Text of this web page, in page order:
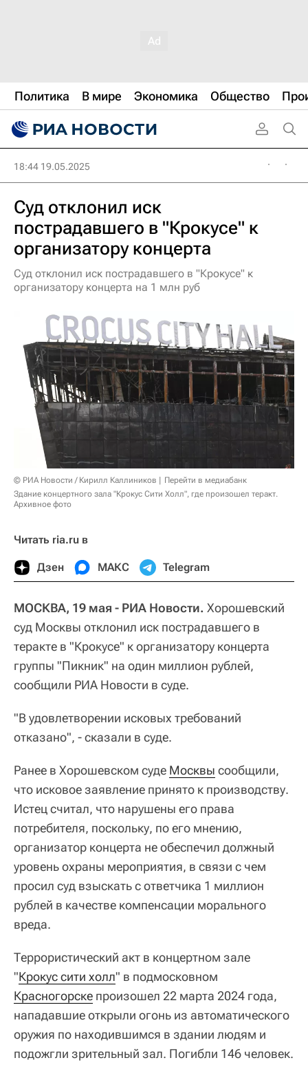
Политика В мире Экономика Общество
18:44 19.05.2025
Суд отклонил иск
пострадавшего в "Крокусе" к
организатору концерта
Суд отклонил иск пострадавшего в "Крокусе" к
организатору концерта на 1 млн руб
© РИА Новости / Кирилл Каллиников
Перейти в медиабанк
Здание концертного зала "Крокус Сити Холл", где произошел теракт.
Архивное фото
Читать ria.ru в
Дзен МАКС Telegram
МОСКВА, 19 мая - РИА Новости. Хорошевский
суд Москвы отклонил иск пострадавшего в
теракте в "Крокусе" к организатору концерта
группы "Пикник" на один миллион рублей,
сообщили РИА Новости в суде.
"В удовлетворении исковых требований
отказано", - сказали в суде.
Ранее в Хорошевском суде Москвы сообщили,
что исковое заявление принято к производству.
Истец считал, что нарушены его права
потребителя, поскольку, по его мнению,
организатор концерта не обеспечил должный
уровень охраны мероприятия, в связи с чем
просил суд взыскать с ответчика 1 миллион
рублей в качестве компенсации морального
вреда.
Террористический акт в концертном зале
"Крокус сити холл" в подмосковном
Красногорске произошел 22 марта 2024 года,
нападавшие открыли огонь из автоматического
оружия по находившимся в здании людям и
подожгли зрительный зал. Погибли 146 человек.